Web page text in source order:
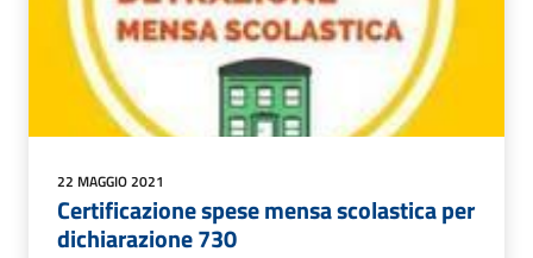
22 MAGGIO 2021
Certificazione spese mensa scolastica per
dichiarazione 730